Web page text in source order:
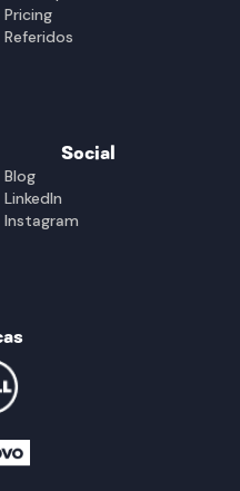
Pricing
Referidos
Social
Blog
LinkedIn
Instagram